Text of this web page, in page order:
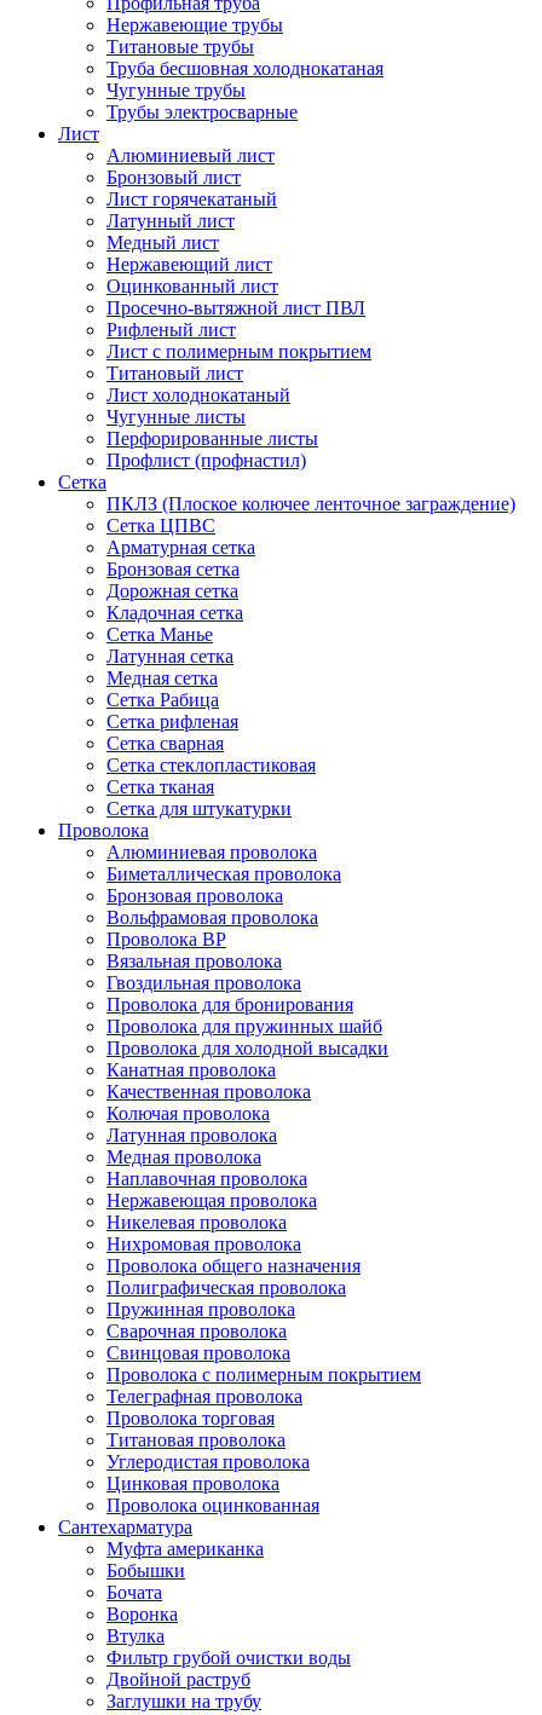
Нержавеющие трубы
Титановые трубы
Труба бесшовная холоднокатаная
Чугунные трубы
Трубы электросварные
Лист
Алюминиевый лист
Бронзовый лист
Лист горячекатаный
Латунный лист
Медный лист
Нержавеющий лист
Оцинкованный лист
Просечно-вытяжной лист ПВЛ
Рифленый лист
Лист с полимерным покрытием
Титановый лист
Лист холоднокатаный
Чугунные листы
Перфорированные листы
Профлист (профнастил)
Сетка
ПКЛЗ (Плоское колючее ленточное заграждение)
Сетка ЦПВС
Арматурная сетка
Бронзовая сетка
Дорожная сетка
Кладочная сетка
Сетка Манье
Латунная сетка
Медная сетка
Сетка Рабица
Сетка рифленая
Сетка сварная
Сетка стеклопластиковая
Сетка тканая
Сетка для штукатурки
Проволока
Алюминиевая проволока
Биметаллическая проволока
Бронзовая проволока
Вольфрамовая проволока
Проволока ВР
Вязальная проволока
Гвоздильная проволока
Проволока для бронирования
Проволока для пружинных шайб
Проволока для холодной высадки
Канатная проволока
Качественная проволока
Колючая проволока
Латунная проволока
Медная проволока
Наплавочная проволока
Нержавеющая проволока
Никелевая проволока
Нихромовая проволока
Проволока общего назначения
Полиграфическая проволока
Пружинная проволока
Сварочная проволока
Свинцовая проволока
Проволока с полимерным покрытием
Телеграфная проволока
Проволока торговая
Титановая проволока
Углеродистая проволока
Цинковая проволока
Проволока оцинкованная
Сантехарматура
Муфта американка
Бобышки
Бочата
Воронка
Втулка
Фильтр грубой очистки воды
Двойной раструб
Заглушки на трубу